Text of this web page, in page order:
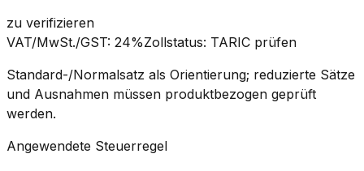
zu verifizieren
VAT/MwSt./GST: 24%Zollstatus: TARIC prüfen
Standard-/Normalsatz als Orientierung; reduzierte Sätze
und Ausnahmen müssen produktbezogen geprüft
werden.
Angewendete Steuerregel